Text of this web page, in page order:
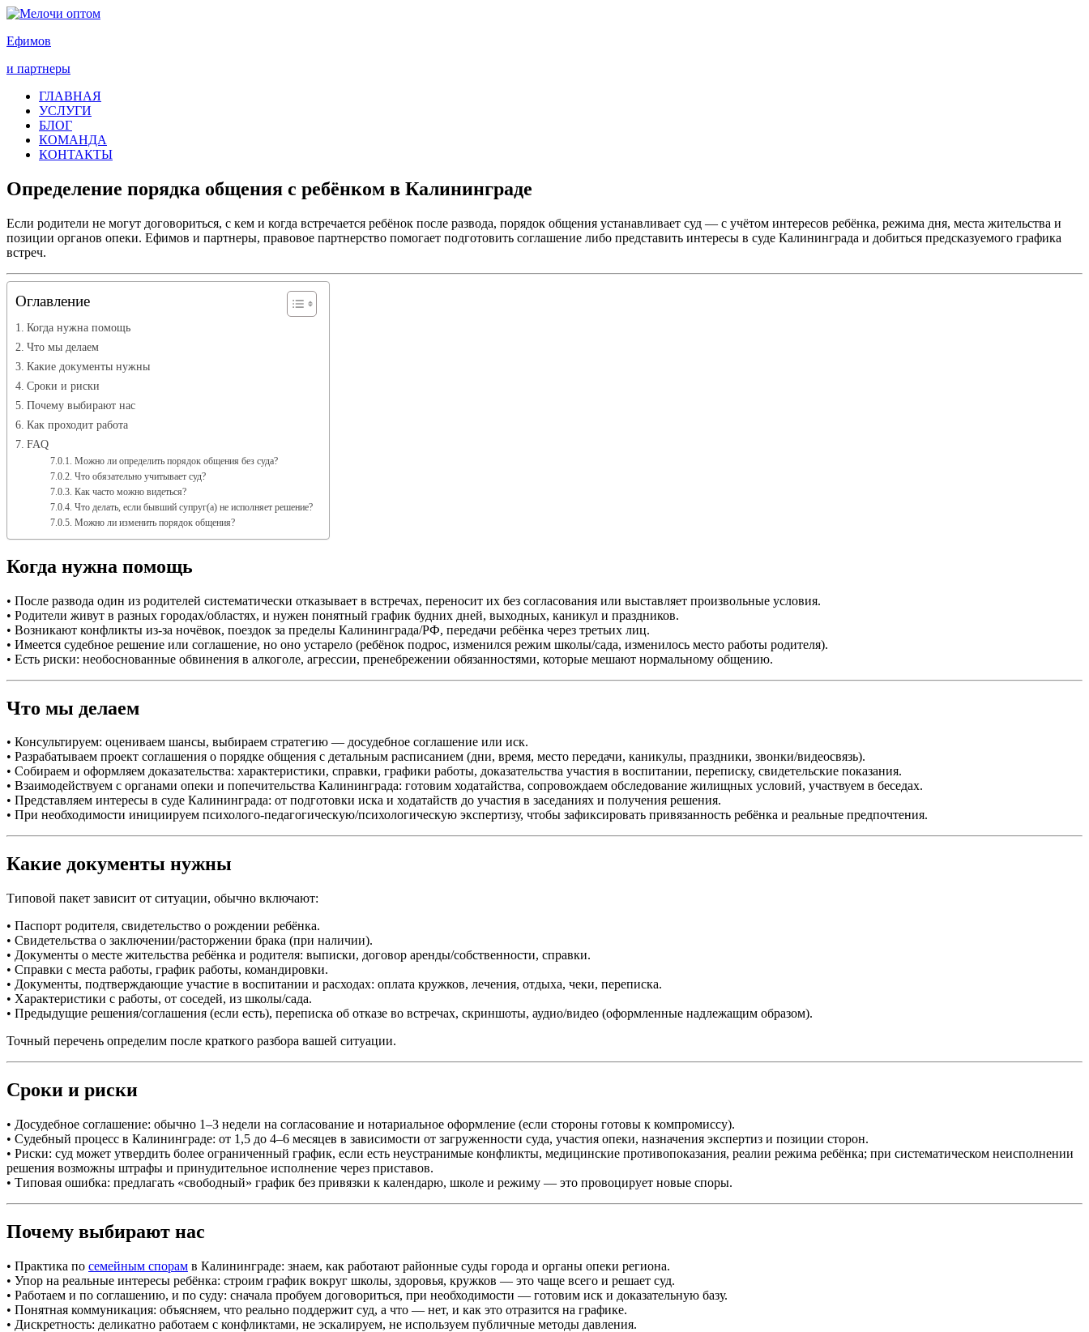
Ефимов
и партнеры
ГЛАВНАЯ
УСЛУГИ
БЛОГ
КОМАНДА
КОНТАКТЫ
Определение порядка общения с ребёнком в Калининграде
Если родители не могут договориться, с кем и когда встречается ребёнок после развода, порядок общения устанавливает суд — с учётом интересов ребёнка, режима дня, места жительства и
позиции органов опеки. Ефимов и партнеры, правовое партнерство помогает подготовить соглашение либо представить интересы в суде Калининграда и добиться предсказуемого графика
встреч.
Оглавление
Когда нужна помощь
Что мы делаем
Какие документы нужны
Сроки и риски
Почему выбирают нас
Как проходит работа
FAQ
Можно ли определить порядок общения без суда?
Что обязательно учитывает суд?
Как часто можно видеться?
Что делать, если бывший супруг(а) не исполняет решение?
Можно ли изменить порядок общения?
Когда нужна помощь
• После развода один из родителей систематически отказывает в встречах, переносит их без согласования или выставляет произвольные условия.
• Родители живут в разных городах/областях, и нужен понятный график будних дней, выходных, каникул и праздников.
• Возникают конфликты из‑за ночёвок, поездок за пределы Калининграда/РФ, передачи ребёнка через третьих лиц.
• Имеется судебное решение или соглашение, но оно устарело (ребёнок подрос, изменился режим школы/сада, изменилось место работы родителя).
• Есть риски: необоснованные обвинения в алкоголе, агрессии, пренебрежении обязанностями, которые мешают нормальному общению.
Что мы делаем
• Консультируем: оцениваем шансы, выбираем стратегию — досудебное соглашение или иск.
• Разрабатываем проект соглашения о порядке общения с детальным расписанием (дни, время, место передачи, каникулы, праздники, звонки/видеосвязь).
• Собираем и оформляем доказательства: характеристики, справки, графики работы, доказательства участия в воспитании, переписку, свидетельские показания.
• Взаимодействуем с органами опеки и попечительства Калининграда: готовим ходатайства, сопровождаем обследование жилищных условий, участвуем в беседах.
• Представляем интересы в суде Калининграда: от подготовки иска и ходатайств до участия в заседаниях и получения решения.
• При необходимости инициируем психолого-педагогическую/психологическую экспертизу, чтобы зафиксировать привязанность ребёнка и реальные предпочтения.
Какие документы нужны
Типовой пакет зависит от ситуации, обычно включают:
• Паспорт родителя, свидетельство о рождении ребёнка.
• Свидетельства о заключении/расторжении брака (при наличии).
• Документы о месте жительства ребёнка и родителя: выписки, договор аренды/собственности, справки.
• Справки с места работы, график работы, командировки.
• Документы, подтверждающие участие в воспитании и расходах: оплата кружков, лечения, отдыха, чеки, переписка.
• Характеристики с работы, от соседей, из школы/сада.
• Предыдущие решения/соглашения (если есть), переписка об отказе во встречах, скриншоты, аудио/видео (оформленные надлежащим образом).
Точный перечень определим после краткого разбора вашей ситуации.
Сроки и риски
• Досудебное соглашение: обычно 1–3 недели на согласование и нотариальное оформление (если стороны готовы к компромиссу).
• Судебный процесс в Калининграде: от 1,5 до 4–6 месяцев в зависимости от загруженности суда, участия опеки, назначения экспертиз и позиции сторон.
• Риски: суд может утвердить более ограниченный график, если есть неустранимые конфликты, медицинские противопоказания, реалии режима ребёнка; при систематическом неисполнении
решения возможны штрафы и принудительное исполнение через приставов.
• Типовая ошибка: предлагать «свободный» график без привязки к календарю, школе и режиму — это провоцирует новые споры.
Почему выбирают нас
• Практика по семейным спорам в Калининграде: знаем, как работают районные суды города и органы опеки региона.
• Упор на реальные интересы ребёнка: строим график вокруг школы, здоровья, кружков — это чаще всего и решает суд.
• Работаем и по соглашению, и по суду: сначала пробуем договориться, при необходимости — готовим иск и доказательную базу.
• Понятная коммуникация: объясняем, что реально поддержит суд, а что — нет, и как это отразится на графике.
• Дискретность: деликатно работаем с конфликтами, не эскалируем, не используем публичные методы давления.